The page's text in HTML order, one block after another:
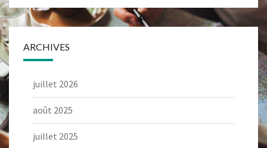
ARCHIVES
juillet 2026
août 2025
juillet 2025